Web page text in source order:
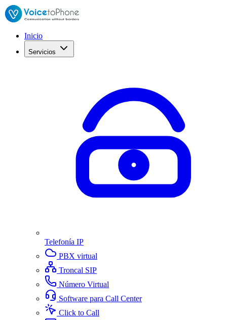
Inicio
Servicios
Telefonía IP
PBX virtual
Troncal SIP
Número Virtual
Software para Call Center
Click to Call